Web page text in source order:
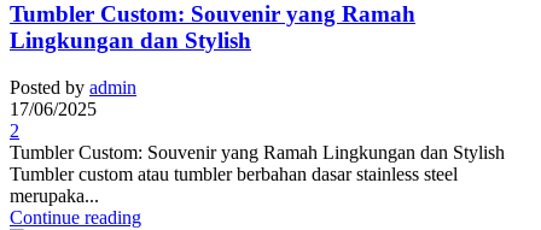
Tumbler Custom: Souvenir yang Ramah
Lingkungan dan Stylish
Posted by admin
17/06/2025
2
Tumbler Custom: Souvenir yang Ramah Lingkungan dan Stylish
Tumbler custom atau tumbler berbahan dasar stainless steel
merupaka...
Continue reading